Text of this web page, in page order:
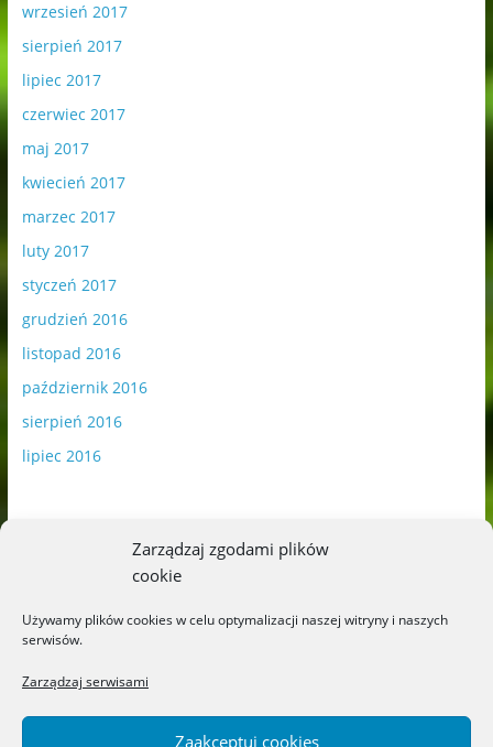
Zarządzaj zgodami plików
cookie
Używamy plików cookies w celu optymalizacji naszej witryny i naszych
serwisów.
Zarządzaj serwisami
Zaakceptuj cookies
wrzesień 2017
sierpień 2017
lipiec 2017
czerwiec 2017
maj 2017
kwiecień 2017
marzec 2017
luty 2017
styczeń 2017
grudzień 2016
listopad 2016
październik 2016
sierpień 2016
lipiec 2016